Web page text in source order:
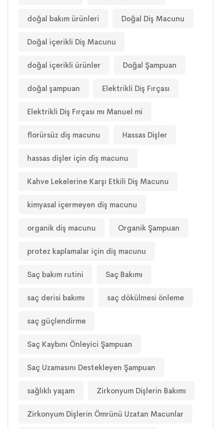
doğal bakım ürünleri Doğal Diş Macunu
Doğal içerikli Diş Macunu
doğal içerikli ürünler Doğal Şampuan
doğal şampuan Elektrikli Diş Fırçası
Elektrikli Diş Fırçası mı Manuel mi
florürsüz diş macunu Hassas Dişler
hassas dişler için diş macunu
Kahve Lekelerine Karşı Etkili Diş Macunu
kimyasal içermeyen diş macunu
organik diş macunu Organik Şampuan
protez kaplamalar için diş macunu
Saç bakım rutini Saç Bakımı
saç derisi bakımı saç dökülmesi önleme
saç güçlendirme
Saç Kaybını Önleyici Şampuan
Saç Uzamasını Destekleyen Şampuan
sağlıklı yaşam Zirkonyum Dişlerin Bakımı
Zirkonyum Dişlerin Ömrünü Uzatan Macunlar